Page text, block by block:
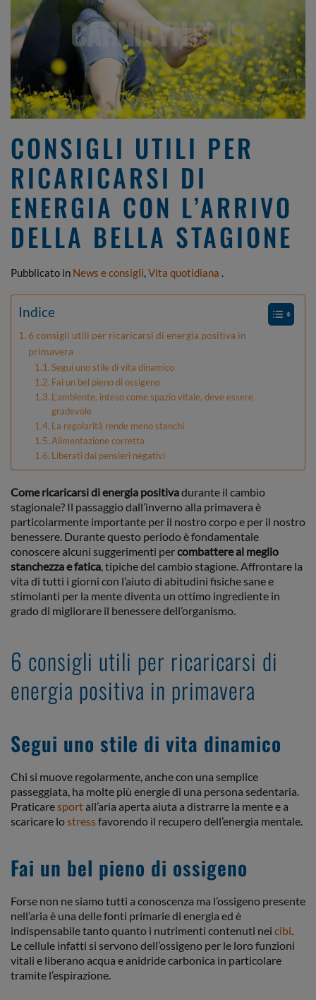
CONSIGLI UTILI PER
RICARICARSI DI
ENERGIA CON L’ARRIVO
DELLA BELLA STAGIONE
Pubblicato in News e consigli,Vita quotidiana .
Indice
6 consigli utili per ricaricarsi di energia positiva in
primavera
Segui uno stile di vita dinamico
Fai un bel pieno di ossigeno
L’ambiente, inteso come spazio vitale, deve essere
gradevole
La regolarità rende meno stanchi
Alimentazione corretta
Liberati dai pensieri negativi
Come ricaricarsi di energia positivadurante il cambio
stagionale? Il passaggio dall’inverno alla primavera è
particolarmente importante per il nostro corpo e per il nostro
benessere. Durante questo periodo è fondamentale
conoscere alcuni suggerimenti percombattere al meglio
stanchezza e fatica, tipiche del cambio stagione. Affrontare la
vita di tutti i giorni con l’aiuto di abitudini fisiche sane e
stimolanti per la mente diventa un ottimo ingrediente in
grado di migliorare il benessere dell’organismo.
6 consigli utili per ricaricarsi di
energia positiva in primavera
Segui uno stile di vita dinamico
Chi si muove regolarmente, anche con una semplice
passeggiata, ha molte più energie di una persona sedentaria.
Praticaresportall’aria aperta aiuta a distrarre la mente e a
scaricare lostressfavorendo il recupero dell’energia mentale.
Fai un bel pieno di ossigeno
Forse non ne siamo tutti a conoscenza ma l’ossigeno presente
nell’aria è una delle fonti primarie di energia ed è
indispensabile tanto quanto i nutrimenti contenuti nei cibi.
Le cellule infatti si servono dell’ossigeno per le loro funzioni
vitali e liberano acqua e anidride carbonica in particolare
tramite l’espirazione.